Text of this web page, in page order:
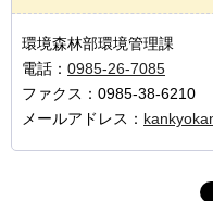
環境森林部環境管理課
電話： 0985-26-7085
ファクス：0985-38-6210
メールアドレス：